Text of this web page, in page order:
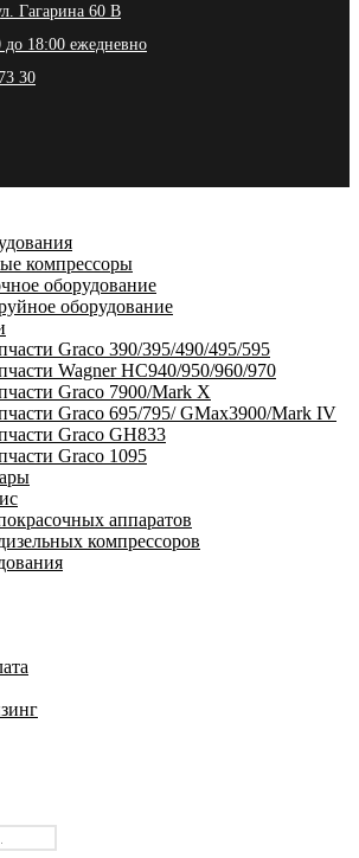
Гагарина 60 В
до 18:00 ежедневно
30
компрессоры
оборудование
оборудование
Graco 390/395/490/495/595
Wagner HC940/950/960/970
Graco 7900/Mark X
Graco 695/795/ GMax3900/Mark IV
Graco GH833
Graco 1095
аппаратов
компрессоров